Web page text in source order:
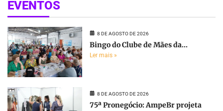
EVENTOS
8 DE AGOSTO DE 2026
Bingo do Clube de Mães da...
Ler mais »
8 DE AGOSTO DE 2026
75ª Pronegócio: AmpeBr projeta